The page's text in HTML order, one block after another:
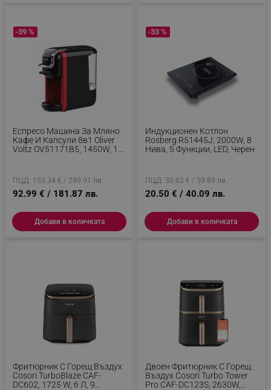
Еспресо Машина За Мляно
Кафе И Капсули 8в1 Oliver
Voltz OV51171B5, 1450W, 19
-39 %
ПЦД: 153.34 € / 299.91 лв.
92.99 € / 181.87 лв.
Добави в количката
Индукционен Котлон
Rosberg R51445J, 2000W, 8
Нива, 5 Функции, LED, Черен
-33 %
ПЦД: 30.62 € / 59.89 лв.
20.50 € / 40.09 лв.
Добави в количката
Фритюрник С Горещ Въздух
Cosori TurboBlaze CAF-
DC602, 1725 W, 6 Л, 9
Двоен Фритюрник С Горещ
Въздух Cosori Turbo Tower
Pro CAF-DC123S, 2630W,